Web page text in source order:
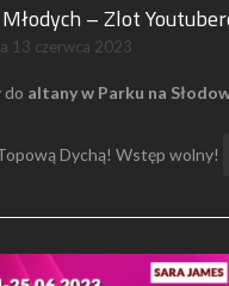
– Zlot
13 czerwca 2023
do altany w Parku na
Dychą! Wstęp wolny!